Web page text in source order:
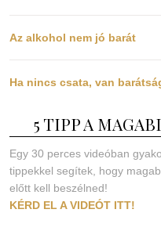
Az alkohol nem jó barát
Ha nincs csata, van
5 TIPP A
Egy 30 perces videóban
tippekkel segítek, hogy
előtt kell beszélned!
KÉRD EL A VIDEÓT ITT!